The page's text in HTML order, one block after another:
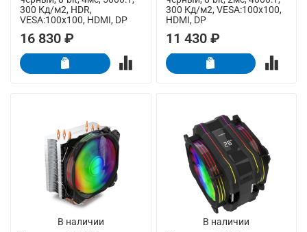
300 Кд/м2, HDR,
VESA:100x100, HDMI, DP
16 830 ₽
300 Кд/м2, VESA:100x100,
HDMI, DP
11 430 ₽
В наличии
В наличии